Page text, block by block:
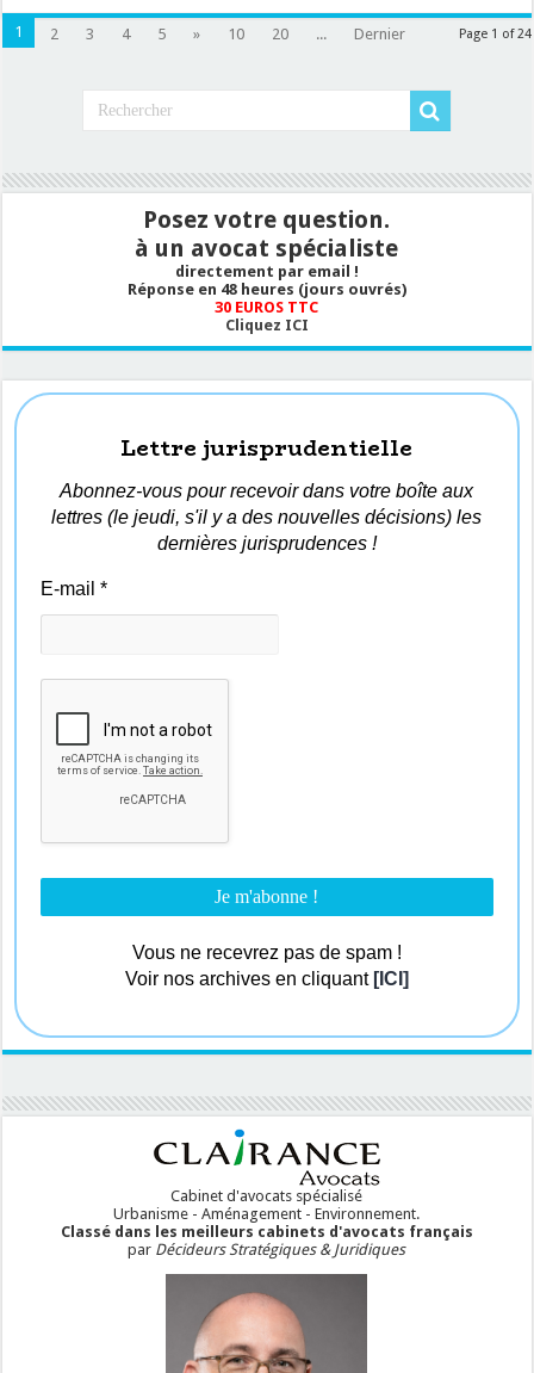
Page 1 of 24
1 2 3 4 5 » 10 20 ... Dernier
Posez votre question.
à un avocat spécialiste
directement par email !
Réponse en 48 heures (jours ouvrés)
30 EUROS TTC
Cliquez ICI
Lettre jurisprudentielle
Abonnez-vous pour recevoir dans votre boîte aux
lettres (le jeudi, s'il y a des nouvelles décisions) les
dernières jurisprudences !
E-mail*
Vous ne recevrez pas de spam !
Voir nos archives en cliquant [ICI]
Cabinet d'avocats spécialisé
Urbanisme - Aménagement - Environnement.
Classé dans les meilleurs cabinets d'avocats français
par Décideurs Stratégiques & Juridiques